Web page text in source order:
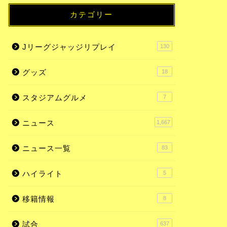
カテゴリー
Jリーグジャッジリプレイ 130
グッズ 18
スタジアムグルメ 7
ニュース 1,667
ニュース一覧 83
ハイライト 5
移籍情報 8
試合 637